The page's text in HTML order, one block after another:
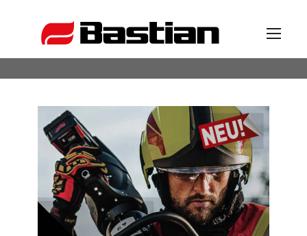
Unternehmen
Ansprechpartner
News